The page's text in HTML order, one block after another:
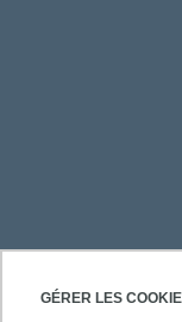
GÉRER LES
PRATIQUE